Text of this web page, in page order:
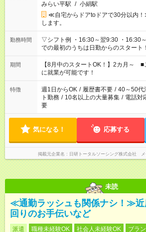
みらい平駅 / 小絹駅
≪自宅からドアtoドアで30分以内
します。
勤務時間
▽シフト例 ・16:30～翌9:30 ・16:30
での最初のうちは日勤からのスタート！ ※Wワーク希望の方
複数就業の場合は、合計40時間以内。
期間
【8月中のスタートOK！】2カ月～
に就業が可能です！
特徴 週1日からOK / 履歴書不要 / 40～50代
ト勤務 / 10名以上の大量募集 / 電話対
要
気になる！ 応募する
掲載元企業名 日研トータルソーシング株式会社
未読
≪通勤ラッシュも関係ナシ！≫近
回りのお手伝いなど
派遣 職種未経験OK 社会人未経験OK ブラ